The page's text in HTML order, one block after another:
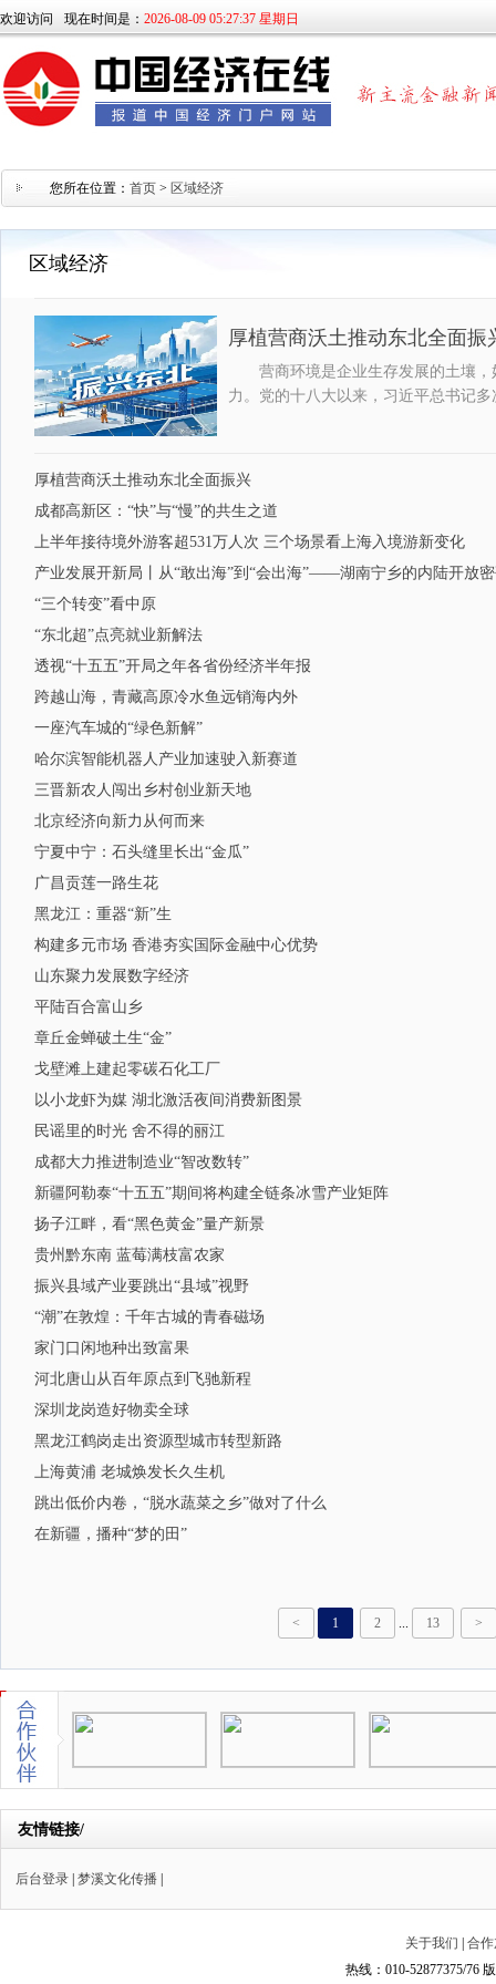
欢迎访问 现在时间是： 2026-08-09 05:27:37 星期日
您所在位置： 首页 > 区域经济
区域经济
厚植营商沃土推动东北全面振
营商环境是企业生存发展的土壤
力。党的十八大以来，习近平总书记
厚植营商沃土推动东北全面振兴
成都高新区：“快”与“慢”的共生之道
上半年接待境外游客超531万人次 三个场景看上海入境游新变化
产业发展开新局丨从“敢出海”到“会出海”——湖南宁乡的内陆开放
“三个转变”看中原
“东北超”点亮就业新解法
透视“十五五”开局之年各省份经济半年报
跨越山海，青藏高原冷水鱼远销海内外
一座汽车城的“绿色新解”
哈尔滨智能机器人产业加速驶入新赛道
三晋新农人闯出乡村创业新天地
北京经济向新力从何而来
宁夏中宁：石头缝里长出“金瓜”
广昌贡莲一路生花
黑龙江：重器“新”生
构建多元市场 香港夯实国际金融中心优势
山东聚力发展数字经济
平陆百合富山乡
章丘金蝉破土生“金”
戈壁滩上建起零碳石化工厂
以小龙虾为媒 湖北激活夜间消费新图景
民谣里的时光 舍不得的丽江
成都大力推进制造业“智改数转”
新疆阿勒泰“十五五”期间将构建全链条冰雪产业矩阵
扬子江畔，看“黑色黄金”量产新景
贵州黔东南 蓝莓满枝富农家
振兴县域产业要跳出“县域”视野
“潮”在敦煌：千年古城的青春磁场
家门口闲地种出致富果
河北唐山从百年原点到飞驰新程
深圳龙岗造好物卖全球
黑龙江鹤岗走出资源型城市转型新路
上海黄浦 老城焕发长久生机
跳出低价内卷，“脱水蔬菜之乡”做对了什么
在新疆，播种“梦的田”
< 1 2 ... 13 >
友情链接/
后台登录 梦溪文化传播
关于我们
合
热线：010-52877375/76